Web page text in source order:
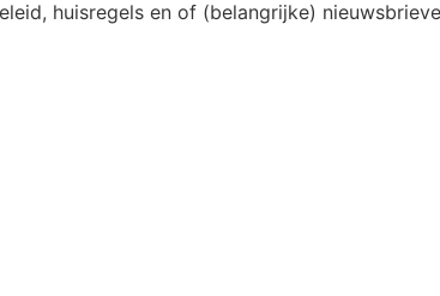
huisregels en of (belangrijke)